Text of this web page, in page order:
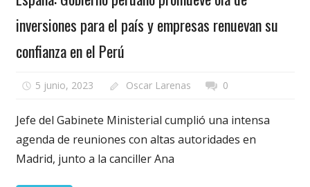
inversiones para el país y empresas renuevan su
confianza en el Perú
5 junio, 2023 Oscar Larenas 0
Jefe del Gabinete Ministerial cumplió una intensa
agenda de reuniones con altas autoridades en
Madrid, junto a la canciller Ana